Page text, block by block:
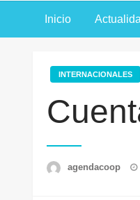
Inicio
INTERNACIONALES
agendacoop